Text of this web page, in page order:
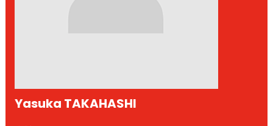
Yasuka TAKAHASHI